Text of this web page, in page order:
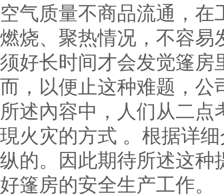
空气质量不商品流通，
燃烧、聚热情况，不容易
须好长时间才会发觉篷房
而，以便止这种难题，公
所述內容中，人们从二
現火灾的方式 。根据详
纵的。因此期待所述这种
好篷房的安全生产工作。